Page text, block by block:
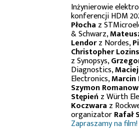
Inżynierowie
konferencji HDM
Płocha z
& Schwarz,
Lendorz Nordes,
Christopher
z Synopsys,
Diagnostics,
Electronics,
Szymon
Stępień z Würth
Koczwara z
organizatorRafał
Zapraszamy na film!